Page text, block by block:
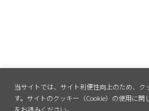
当サイトでは、サイト利便性向上のため、ク
す。 サイトのクッキー（Cookie）の使用に関